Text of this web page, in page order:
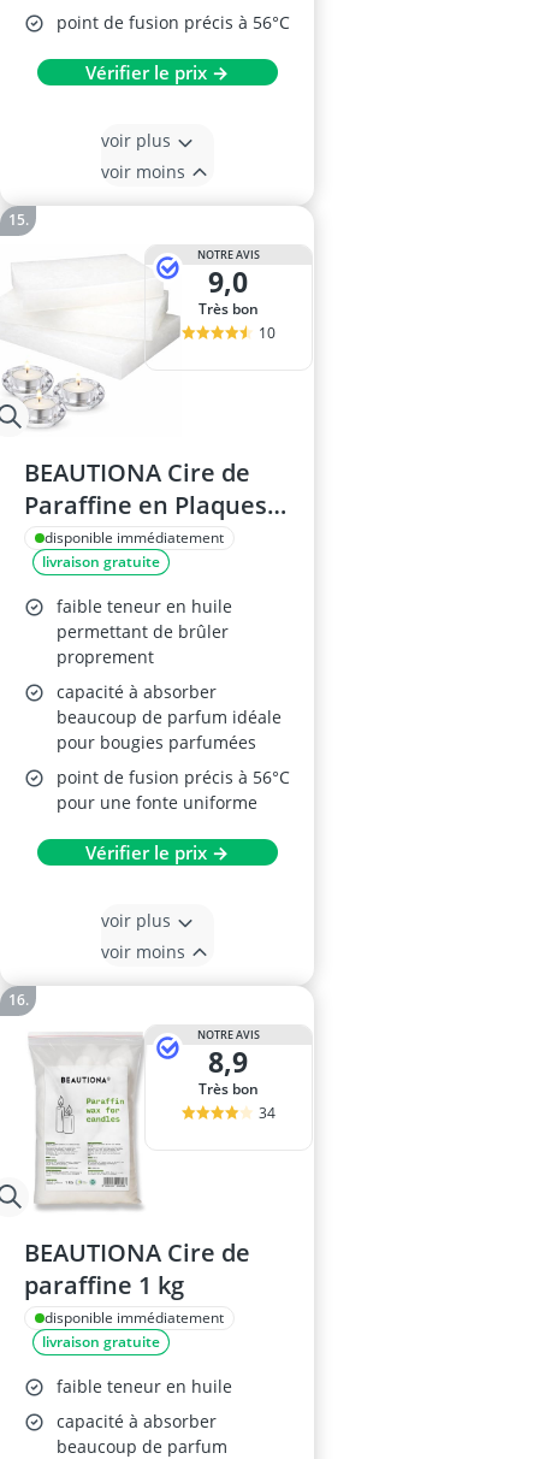
point de fusion précis à 56°C
Vérifier le prix →
voir plus
voir moins
NOTRE AVIS
9,0
Très bon
10
BEAUTIONA Cire de
Paraffine en Plaques 1
kgdisponible immédiatement
livraison gratuite
faible teneur en huile
permettant de brûler
proprement
capacité à absorber
beaucoup de parfum idéale
pour bougies parfumées
point de fusion précis à 56°C
pour une fonte uniforme
Vérifier le prix →
voir plus
voir moins
NOTRE AVIS
8,9
Très bon
34
BEAUTIONA Cire de
paraffine 1 kg
disponible immédiatement
livraison gratuite
faible teneur en huile
capacité à absorber
beaucoup de parfum